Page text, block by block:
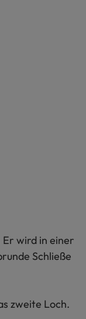
Er wird in einer
Schließe
zweite Loch.